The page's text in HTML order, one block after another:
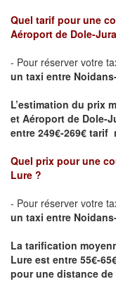
Quel tarif pour une
Aéroport de Dole-Jura
- Pour réserver votre
un taxi entre
L’estimation du prix
et Aéroport de Dole-
entre 249€-269€
Quel prix pour une
Lure ?
- Pour réserver votre
un taxi entre
La tarification
Lure est entre 55€-
pour une distance de